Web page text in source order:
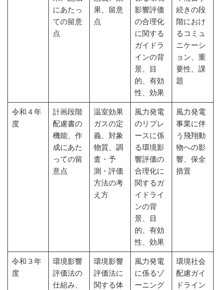
にあたっ
ての留意
点
果、留意
点
影響評価
の合理化
に関する
ガイドラ
インの背
景、目
的、有効
性、効果
続きの段
階におけ
るコミュ
ニケーシ
ョン、重
要性、課
題
令和４年
度
計画段階
配慮書の
機能、作
成にあた
っての留
意点
温室効果
ガスの定
義、対象
物質、調
査・予
測・評価
方法の考
え方
風力発電
のリプレ
ースに係
る環境影
響評価の
合理化に
関するガ
イドライ
ンの背
景、目
的、有効
性、効果
風力発電
事業に伴
う飛翔動
物への影
響、保全
措置
令和３年
度
環境影響
評価法の
仕組み、
環境影響
評価法に
関する体
風力発電
に係るゾ
ーニング
環境社会
配慮ガイ
ドライン